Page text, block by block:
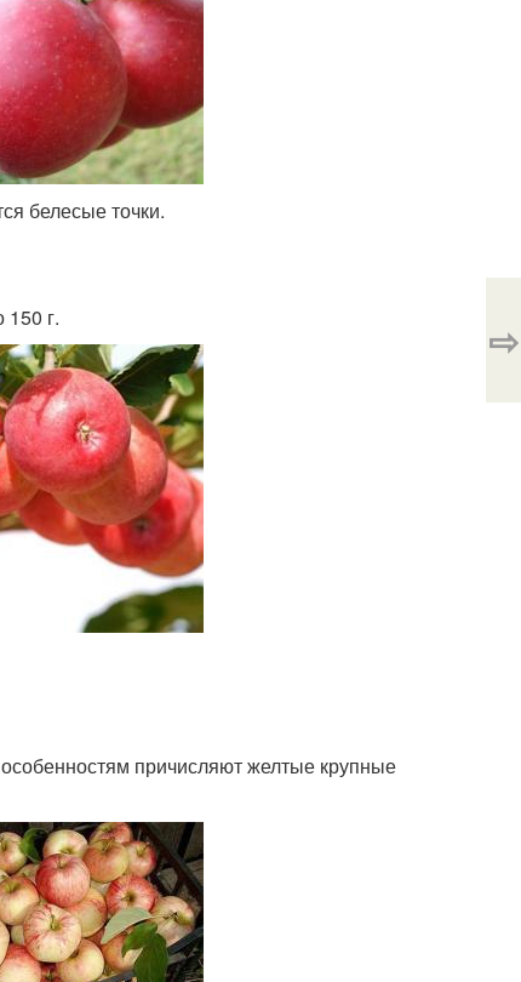
белесые точки.
г.
причисляют желтые крупные
⇨